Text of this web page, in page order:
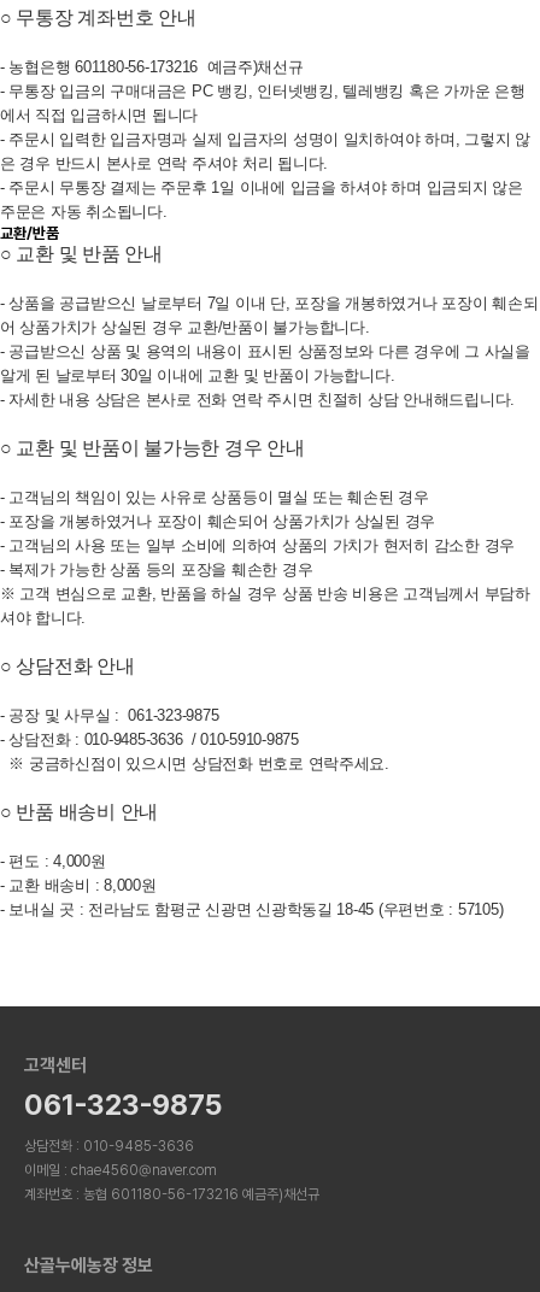
○ 무통장 계좌번호 안내
- 농협은행 601180-56-173216 예금주)채선규
- 무통장 입금의 구매대금은 PC 뱅킹, 인터넷뱅킹, 텔레뱅킹 혹은 가까운 은행
에서 직접 입금하시면 됩니다
- 주문시 입력한 입금자명과 실제 입금자의 성명이 일치하여야 하며, 그렇지 않
은 경우 반드시 본사로 연락 주셔야 처리 됩니다.
- 주문시 무통장 결제는 주문후 1일 이내에 입금을 하셔야 하며 입금되지 않은
주문은 자동 취소됩니다.
교환/반품
○ 교환 및 반품 안내
- 상품을 공급받으신 날로부터 7일 이내 단, 포장을 개봉하였거나 포장이 훼손되
어 상품가치가 상실된 경우 교환/반품이 불가능합니다.
- 공급받으신 상품 및 용역의 내용이 표시된 상품정보와 다른 경우에 그 사실을
알게 된 날로부터 30일 이내에 교환 및 반품이 가능합니다.
- 자세한 내용 상담은 본사로 전화 연락 주시면 친절히 상담 안내해드립니다.
○ 교환 및 반품이 불가능한 경우 안내
- 고객님의 책임이 있는 사유로 상품등이 멸실 또는 훼손된 경우
- 포장을 개봉하였거나 포장이 훼손되어 상품가치가 상실된 경우
- 고객님의 사용 또는 일부 소비에 의하여 상품의 가치가 현저히 감소한 경우
- 복제가 가능한 상품 등의 포장을 훼손한 경우
※ 고객 변심으로 교환, 반품을 하실 경우 상품 반송 비용은 고객님께서 부담하
셔야 합니다.
○ 상담전화안내
- 공장 및 사무실 : 061-323-9875
- 상담전화 : 010-9485-3636 / 010-5910-9875
※ 궁금하신점이 있으시면 상담전화 번호로 연락주세요.
○ 반품 배송비 안내
- 편도 : 4,000원
- 교환 배송비 : 8,000원
- 보내실 곳 : 전라남도 함평군 신광면 신광학동길 18-45 (우편번호 : 57105)
고객센터
061-323-9875
상담전화 : 010-9485-3636
이메일 : chae4560@naver.com
계좌번호 : 농협 601180-56-173216 예금주)채선규
산골누에농장 정보